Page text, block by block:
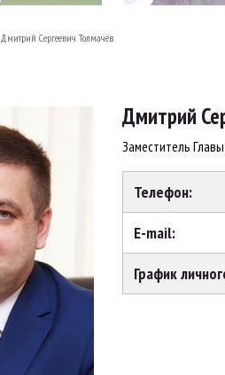
Дмитрий Сергеевич Толмачёв
Дмитрий
Заместитель
Телефон:
E-mail:
График